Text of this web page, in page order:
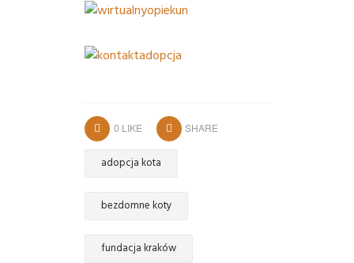
0 LIKE SHARE
adopcja kota
bezdomne koty
fundacja kraków